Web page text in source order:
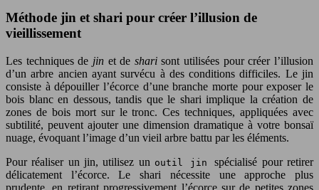
Méthode jin et shari pour créer l’illusion de
vieillissement
Les techniques de jin et de sharisont utilisées pour créer l’illusion
d’un arbre ancien ayant survécu à des conditions difficiles. Le jin
consiste à dépouiller l’écorce d’une branche morte pour exposer le
bois blanc en dessous, tandis que le shari implique la création de
zones de bois mort sur le tronc. Ces techniques, appliquées avec
subtilité, peuvent ajouter une dimension dramatique à votre bonsaï
nuage, évoquant l’image d’un vieil arbre battu par les éléments.
Pour réaliser un jin, utilisez un outil jinspécialisé pour retirer
délicatement l’écorce. Le shari nécessite une approche plus
prudente, en retirant progressivement l’écorce sur de petites zones